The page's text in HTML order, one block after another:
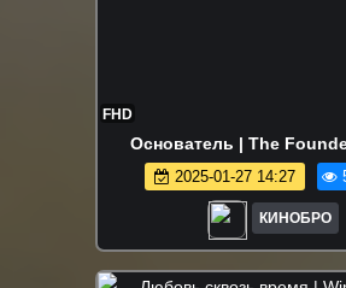
FHD
Основатель | The
2025-01-27 14:27
КИНОБРО